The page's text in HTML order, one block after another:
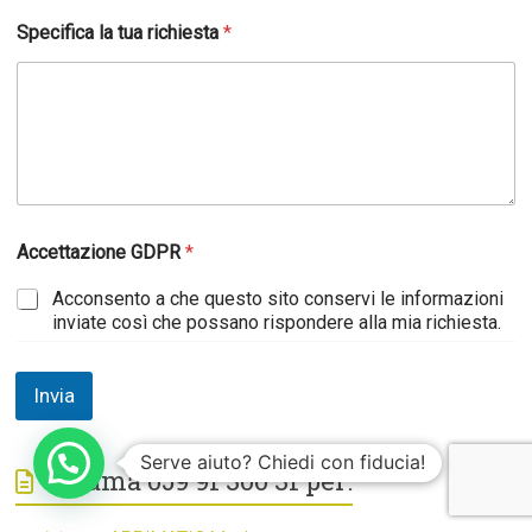
Specifica la tua richiesta*
Accettazione GDPR*
Acconsento a che questo sito conservi le informazioni
inviate così che possano rispondere alla mia richiesta.
Invia
Chiama 059 91 300 31 per:
Serve aiuto? Chiedi con fiducia!